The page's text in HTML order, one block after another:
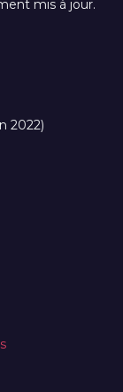
mis à jour.
2022)